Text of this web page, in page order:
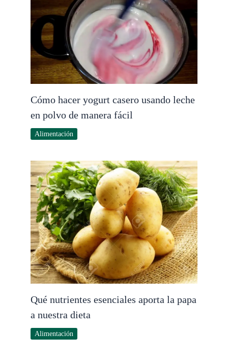
Cómo hacer yogurt casero usando leche
en polvo de manera fácil
Alimentación
Qué nutrientes esenciales aporta la papa
a nuestra dieta
Alimentación